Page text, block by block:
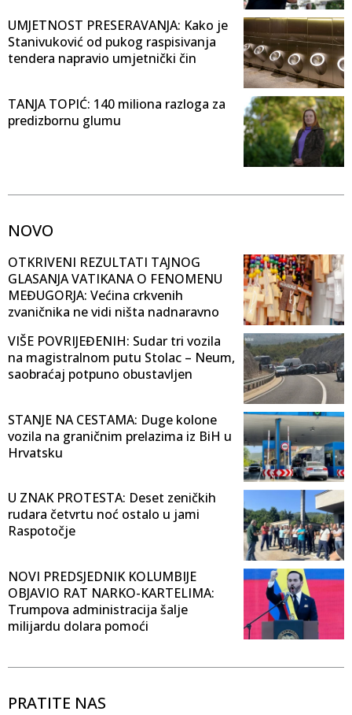
UMJETNOST PRESERAVANJA: Kako je
Stanivuković od pukog raspisivanja
tendera napravio umjetnički čin
TANJA TOPIĆ: 140 miliona razloga za
predizbornu glumu
NOVO
OTKRIVENI REZULTATI TAJNOG
GLASANJA VATIKANA O FENOMENU
MEĐUGORJA: Većina crkvenih
zvaničnika ne vidi ništa nadnaravno
VIŠE POVRIJEĐENIH: Sudar tri vozila
na magistralnom putu Stolac – Neum,
saobraćaj potpuno obustavljen
STANJE NA CESTAMA: Duge kolone
vozila na graničnim prelazima iz BiH u
Hrvatsku
U ZNAK PROTESTA: Deset zeničkih
rudara četvrtu noć ostalo u jami
Raspotočje
NOVI PREDSJEDNIK KOLUMBIJE
OBJAVIO RAT NARKO-KARTELIMA:
Trumpova administracija šalje
milijardu dolara pomoći
PRATITE NAS